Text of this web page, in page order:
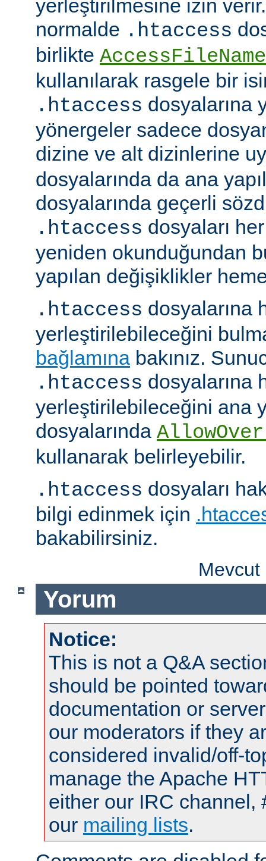
yerleştirilmesine izin
normalde .htaccess
birlikte AccessFileName
kullanılarak rasgele bir
.htaccess dosyalarına
yönergeler sadece
dizine ve alt dizinlerine
dosyalarında da ana
dosyalarında geçerli
.htaccess dosyaları
yeniden okunduğundan
yapılan değişiklikler
.htaccess dosyalarına
yerleştirilebileceğini
bağlamına bakınız.
.htaccess dosyalarına
yerleştirilebileceğini ana
dosyalarında
kullanarak belirleyebilir.
.htaccess dosyaları
bilgi edinmek için
bakabilirsiniz.
Yorum
Notice:
This is not a Q&A
should be pointed
documentation or
our moderators if they
considered invalid/off-
manage the Apache
either our IRC channel,
our mailing lists.